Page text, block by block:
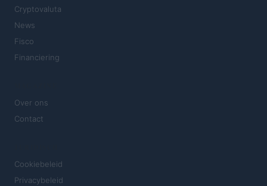
Cryptovaluta
News
Fisco
Financiering
Over ons
Contact
Cookiebeleid
Privacybeleid